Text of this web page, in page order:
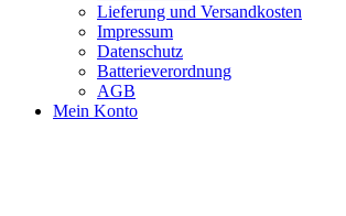
Lieferung und Versandkosten
Impressum
Datenschutz
Batterieverordnung
AGB
Mein Konto